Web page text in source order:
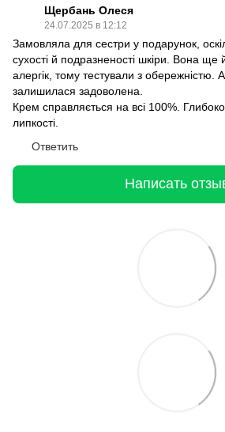
Щербань Олеся
24.07.2025 в 12:12
Замовляла для сестри у подарунок,
сухості й подразненості шкіри. Вона ще
алергік, тому тестували з обережністю.
залишилася задоволена.
Крем справляється на всі 100%.
липкості.
Ответить
Написать